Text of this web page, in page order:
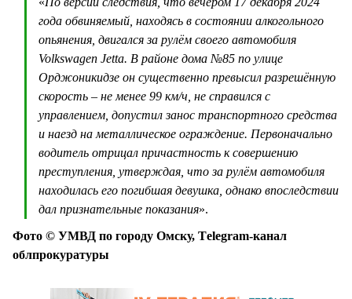
года обвиняемый, находясь в состоянии алкогольного
опьянения, двигался за рулём своего автомобиля
Volkswagen Jetta. В районе дома №85 по улице
Орджоникидзе он существенно превысил разрешённую
скорость – не менее 99 км/ч, не справился с
управлением, допустил занос транспортного средства
и наезд на металлическое ограждение. Первоначально
водитель отрицал причастность к совершению
преступления, утверждая, что за рулём автомобиля
находилась его погибшая девушка, однако впоследствии
дал признательные показания».
Фото © УМВД по городу Омску, Тelegram-канал
облпрокуратуры